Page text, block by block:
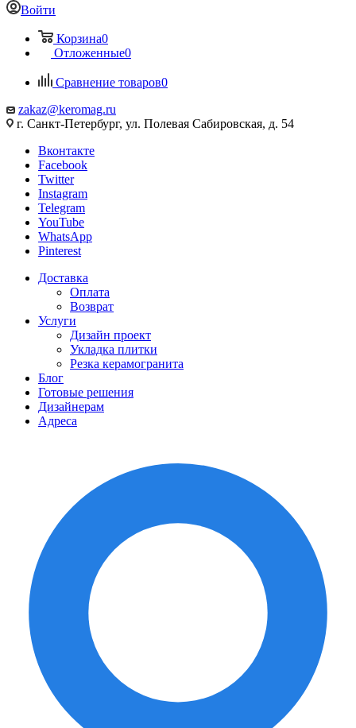
Войти
Корзина0
Отложенные0
Сравнение товаров0
zakaz@keromag.ru
г. Санкт-Петербург, ул. Полевая Сабировская, д. 54
Вконтакте
Facebook
Twitter
Instagram
Telegram
YouTube
WhatsApp
Pinterest
Доставка
Оплата
Возврат
Услуги
Дизайн проект
Укладка плитки
Резка керамогранита
Блог
Готовые решения
Дизайнерам
Адреса